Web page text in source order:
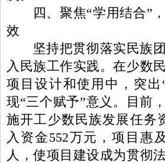
四、聚焦“学用结合”，
效
坚持把贯彻落实民族团
入民族工作实践。在少数
项目设计和使用中，突出
现“三个赋予”意义。目前
施开工少数民族发展任务
入资金552万元，项目惠
人，使项目建设成为贯彻